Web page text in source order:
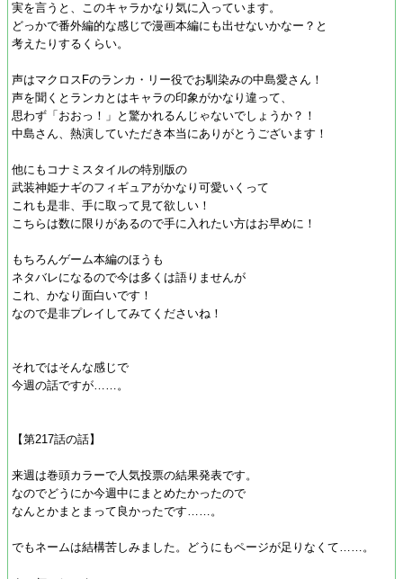
実を言うと、このキャラかなり気に入っています。
どっかで番外編的な感じで漫画本編にも出せないかなー？と
考えたりするくらい。
声はマクロスFのランカ・リー役でお馴染みの中島愛さん！
声を聞くとランカとはキャラの印象がかなり違って、
思わず「おおっ！」と驚かれるんじゃないでしょうか？！
中島さん、熱演していただき本当にありがとうございます！
他にもコナミスタイルの特別版の
武装神姫ナギのフィギュアがかなり可愛いくって
これも是非、手に取って見て欲しい！
こちらは数に限りがあるので手に入れたい方はお早めに！
もちろんゲーム本編のほうも
ネタバレになるので今は多くは語りませんが
これ、かなり面白いです！
なので是非プレイしてみてくださいね！
それではそんな感じで
今週の話ですが……。
【第217話の話】
来週は巻頭カラーで人気投票の結果発表です。
なのでどうにか今週中にまとめたかったので
なんとかまとまって良かったです……。
でもネームは結構苦しみました。どうにもページが足りなくて……。